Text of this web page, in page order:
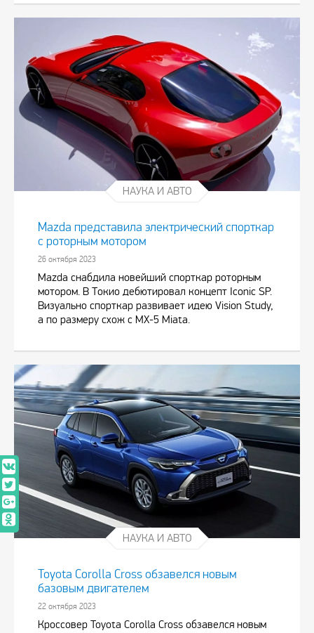
НАУКА И АВТО
Mazda представила электрический спорткар
с роторным мотором
26 октября 2023
Mazda снабдила новейший спорткар роторным
мотором. В Токио дебютировал концепт Iconic SP.
Визуально спорткар развивает идею Vision Study,
а по размеру схож с MX-5 Miata.
НАУКА И АВТО
Toyota Corolla Cross обзавелся новым
базовым двигателем
22 октября 2023
Кроссовер Toyota Corolla Cross обзавелся новым